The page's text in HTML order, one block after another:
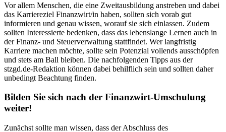
Vor allem Menschen, die eine Zweitausbildung anstreben und dabei
das Karriereziel Finanzwirt/in haben, sollten sich vorab gut
informieren und genau wissen, worauf sie sich einlassen. Zudem
sollten Interessierte bedenken, dass das lebenslange Lernen auch in
der Finanz- und Steuerverwaltung stattfindet. Wer langfristig
Karriere machen möchte, sollte sein Potenzial vollends ausschöpfen
und stets am Ball bleiben. Die nachfolgenden Tipps aus der
stzgd.de-Redaktion können dabei behilflich sein und sollten daher
unbedingt Beachtung finden.
Bilden Sie sich nach der Finanzwirt-Umschulung
weiter!
Zunächst sollte man wissen, dass der Abschluss des